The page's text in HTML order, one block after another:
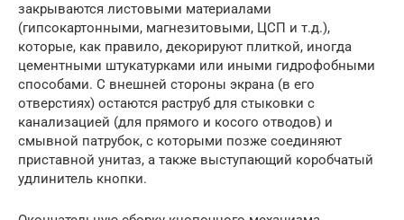
закрываются листовыми материалами
(гипсокартонными, магнезитовыми, ЦСП и т.д.),
которые, как правило, декорируют плиткой, иногда
цементными штукатурками или иными гидрофобными
способами. С внешней стороны экрана (в его
отверстиях) остаются раструб для стыковки с
канализацией (для прямого и косого отводов) и
смывной патрубок, с которыми позже соединяют
приставной унитаз, а также выступающий коробчатый
удлинитель кнопки.